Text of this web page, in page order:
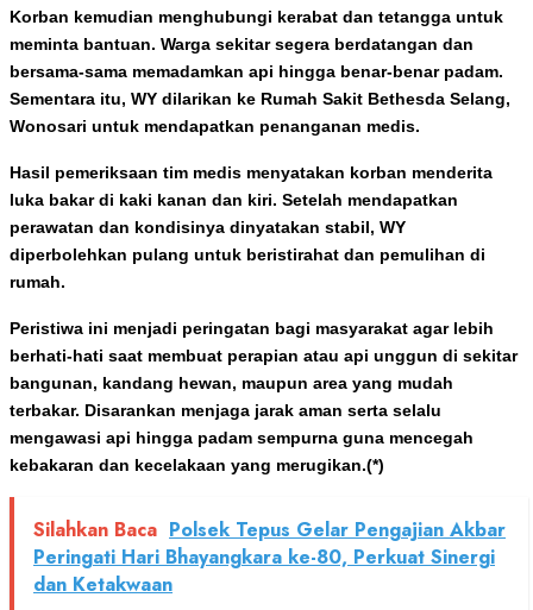
Korban kemudian menghubungi kerabat dan tetangga untuk
meminta bantuan. Warga sekitar segera berdatangan dan
bersama-sama memadamkan api hingga benar-benar padam.
Sementara itu, WY dilarikan ke Rumah Sakit Bethesda Selang,
Wonosari untuk mendapatkan penanganan medis.
Hasil pemeriksaan tim medis menyatakan korban menderita
luka bakar di kaki kanan dan kiri. Setelah mendapatkan
perawatan dan kondisinya dinyatakan stabil, WY
diperbolehkan pulang untuk beristirahat dan pemulihan di
rumah.
Peristiwa ini menjadi peringatan bagi masyarakat agar lebih
berhati-hati saat membuat perapian atau api unggun di sekitar
bangunan, kandang hewan, maupun area yang mudah
terbakar. Disarankan menjaga jarak aman serta selalu
mengawasi api hingga padam sempurna guna mencegah
kebakaran dan kecelakaan yang merugikan.(*)
Silahkan Baca Polsek Tepus Gelar Pengajian Akbar
Peringati Hari Bhayangkara ke-80, Perkuat Sinergi
dan Ketakwaan